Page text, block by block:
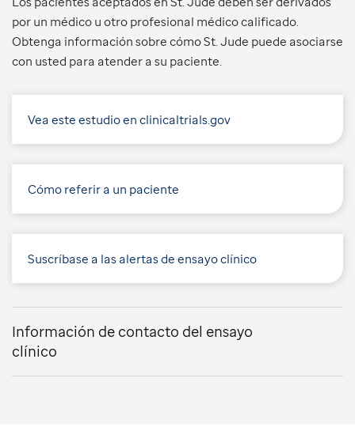
por un médico u otro profesional médico calificado.
Obtenga información sobre cómo St. Jude puede asociarse
con usted para atender a su paciente.
Vea este estudio en clinicaltrials.gov
Cómo referir a un paciente
Suscríbase a las alertas de ensayo clínico
Información de contacto del ensayo
clínico